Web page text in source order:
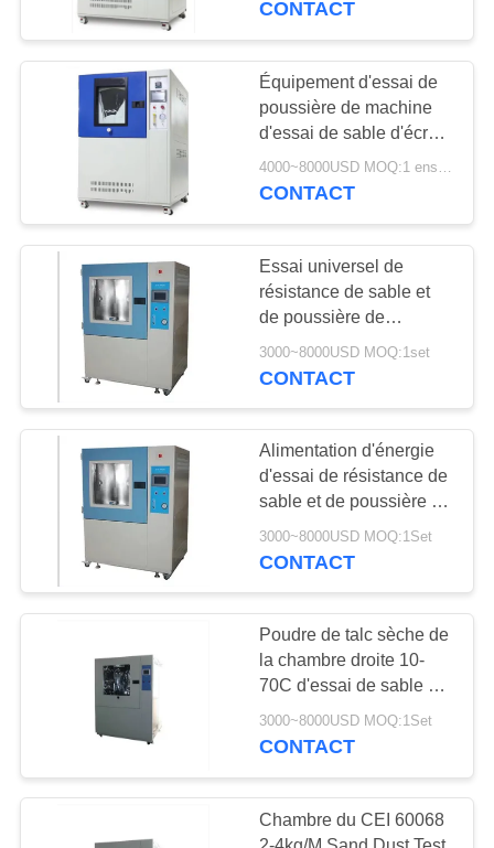
poussière de laboratoire
de Liyi
CONTACT
Équipement d'essai de
poussière de machine
d'essai de sable d'écran
tactile de LIYI IEC60529
IP5/6X approuvé
4000~8000USD MOQ:1 ensemble
CONTACT
Essai universel de
résistance de sable et
de poussière de
chambre d'essai
environnemental de LIYI
3000~8000USD MOQ:1set
CONTACT
Alimentation d'énergie
d'essai de résistance de
sable et de poussière de
chambre d'essai de
sable et de poussière de
3000~8000USD MOQ:1Set
CONTACT
Poudre de talc sèche de
la chambre droite 10-
70C d'essai de sable et
de poussière de JIS
3000~8000USD MOQ:1Set
CONTACT
Chambre du CEI 60068